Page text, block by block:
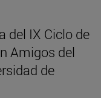
del IX Ciclo de
Amigos del
de